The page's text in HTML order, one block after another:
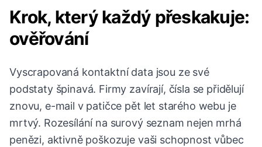
Krok, který každý přeskakuje:
ověřování
Vyscrapovaná kontaktní data jsou ze své
podstaty špinavá. Firmy zavírají, čísla se přidělují
znovu, e-mail v patičce pět let starého webu je
mrtvý. Rozesílání na surový seznam nejen mrhá
penězi, aktivně poškozuje vaši schopnost vůbec